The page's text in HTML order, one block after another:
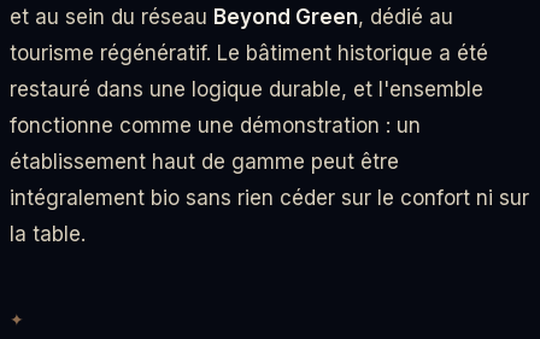
et au sein du réseau Beyond Green, dédié au
tourisme régénératif. Le bâtiment historique a été
restauré dans une logique durable, et l'ensemble
fonctionne comme une démonstration : un
établissement haut de gamme peut être
intégralement bio sans rien céder sur le confort ni sur
la table.